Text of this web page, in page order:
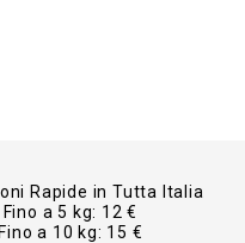
Rapide in Tutta Italia
Fino a 5 kg: 12 €
Fino a 10 kg: 15 €